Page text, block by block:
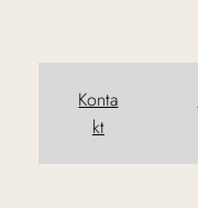
Konta
kt